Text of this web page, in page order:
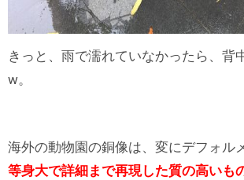
きっと、雨で濡れていなかったら、背
w。
海外の動物園の銅像は、変にデフォル
等身大で詳細まで再現した質の高いも